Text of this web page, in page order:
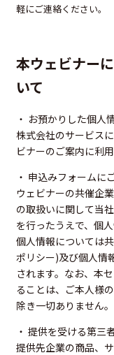
軽にご連絡ください。
本ウェビナー
いて
・ お預かりした個
株式会社のサービス
ビナーのご案内に利
・ 申込みフォームに
ウェビナーの共催企
の取扱いに関して当
を行ったうえで、個
個人情報については
ポリシー)及び個人情
されます。なお、本
ることは、ご本人様
除き一切ありません。
・ 提供を受ける第三
提供先企業の商品、